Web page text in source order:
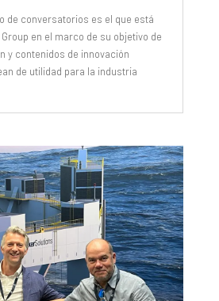
de conversatorios es el que está
en el marco de su objetivo de
y contenidos de innovación
de utilidad para la industria